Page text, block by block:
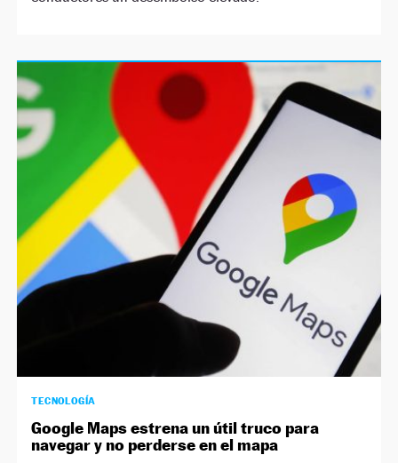
TECNOLOGÍA
Google Maps estrena un útil truco para
navegar y no perderse en el mapa